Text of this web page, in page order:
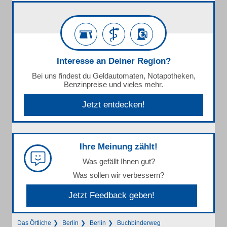
Interesse an Deiner Region?
Bei uns findest du Geldautomaten, Notapotheken,
Benzinpreise und vieles mehr.
Jetzt entdecken!
Ihre Meinung zählt!
Was gefällt Ihnen gut?
Was sollen wir verbessern?
Jetzt Feedback geben!
Das Örtliche Berlin Berlin Buchbinderweg